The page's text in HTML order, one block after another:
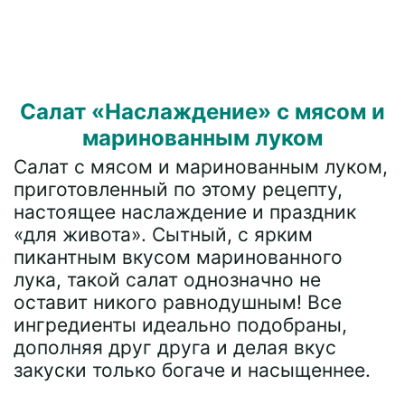
Салат «Наслаждение» с мясом и
маринованным луком
Салат с мясом и маринованным луком,
приготовленный по этому рецепту,
настоящее наслаждение и праздник
«для живота». Сытный, с ярким
пикантным вкусом маринованного
лука, такой салат однозначно не
оставит никого равнодушным! Все
ингредиенты идеально подобраны,
дополняя друг друга и делая вкус
закуски только богаче и насыщеннее.